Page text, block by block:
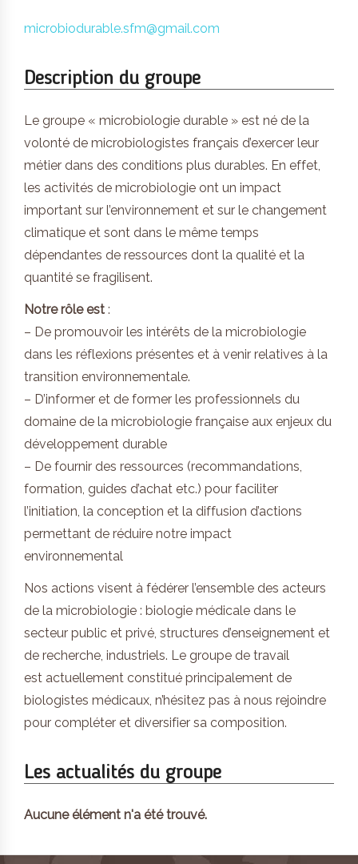
microbiodurable.sfm@gmail.com
Description du groupe
Le groupe « microbiologie durable » est né de la
volonté de microbiologistes français d’exercer leur
métier dans des conditions plus durables. En effet,
les activités de microbiologie ont un impact
important sur l’environnement et sur le changement
climatique et sont dans le même temps
dépendantes de ressources dont la qualité et la
quantité se fragilisent.
Notre rôle est :
– De promouvoir les intérêts de la microbiologie
dans les réflexions présentes et à venir relatives à la
transition environnementale.
– D’informer et de former les professionnels du
domaine de la microbiologie française aux enjeux du
développement durable
– De fournir des ressources (recommandations,
formation, guides d’achat etc.) pour faciliter
l’initiation, la conception et la diffusion d’actions
permettant de réduire notre impact
environnemental
Nos actions visent à fédérer l’ensemble des acteurs
de la microbiologie : biologie médicale dans le
secteur public et privé, structures d’enseignement et
de recherche, industriels. Le groupe de travail
est actuellement constitué principalement de
biologistes médicaux, n’hésitez pas à nous rejoindre
pour compléter et diversifier sa composition.
Les actualités du groupe
Aucune élément n'a été trouvé.